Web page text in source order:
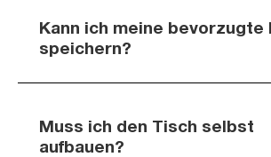
Kann ich meine bevorzugte
speichern?
Muss ich den Tisch selbst
aufbauen?